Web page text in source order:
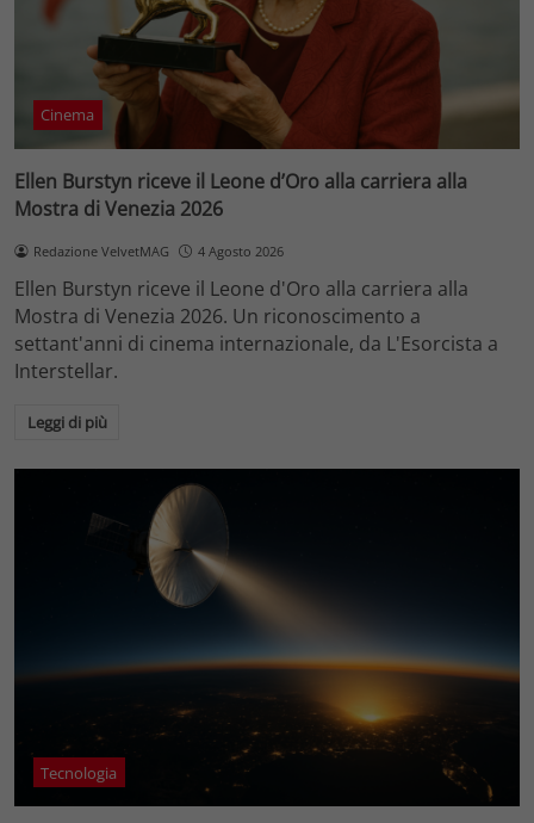
Cinema
Ellen Burstyn riceve il Leone d’Oro alla carriera alla
Mostra di Venezia 2026
Redazione VelvetMAG 4 Agosto 2026
Ellen Burstyn riceve il Leone d'Oro alla carriera alla
Mostra di Venezia 2026. Un riconoscimento a
settant'anni di cinema internazionale, da L'Esorcista a
Interstellar.
Leggi di più
Tecnologia